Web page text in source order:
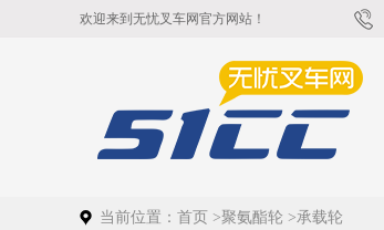
欢迎来到无忧叉车网官方网站！
当前位置： 首页 >聚氨酯轮 >承载轮